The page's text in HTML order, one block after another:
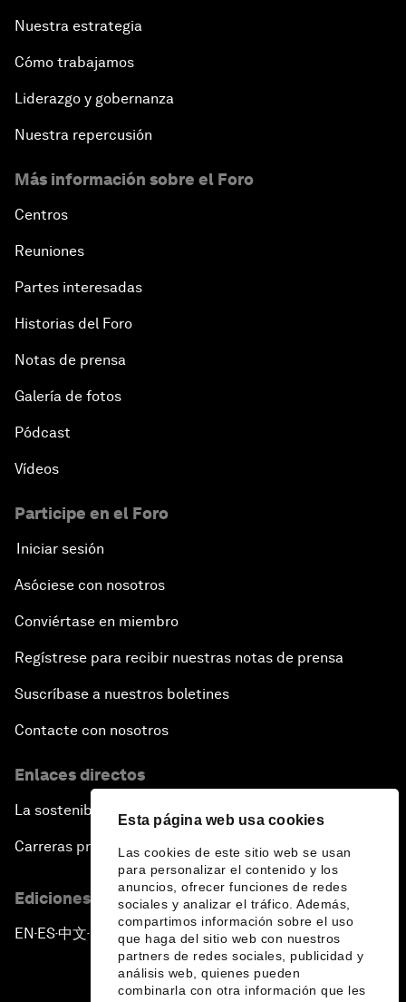
Esta página web usa cookies
Las cookies de este sitio web se usan
para personalizar el contenido y los
anuncios, ofrecer funciones de redes
sociales y analizar el tráfico. Además,
compartimos información sobre el uso
que haga del sitio web con nuestros
partners de redes sociales, publicidad y
análisis web, quienes pueden
combinarla con otra información que les
Nuestra estrategia
Cómo trabajamos
Liderazgo y gobernanza
Nuestra repercusión
Más información sobre el Foro
Centros
Reuniones
Partes interesadas
Historias del Foro
Notas de prensa
Galería de fotos
Pódcast
Vídeos
Participe en el Foro
Iniciar sesión
Asóciese con nosotros
Conviértase en miembro
Regístrese para recibir nuestras notas de prensa
Suscríbase a nuestros boletines
Contacte con nosotros
Enlaces directos
La sostenibilidad en el Foro
Carreras profesionales
Ediciones en otros idiomas
EN ▪ ES▪中文▪ 日本語